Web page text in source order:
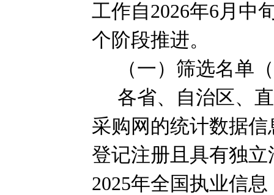
工作自2026年6月中
个阶段推进。
（一）筛选名单（
各省、自治区、
采购网的统计数据
登记注册且具有独
2025年全国执业信